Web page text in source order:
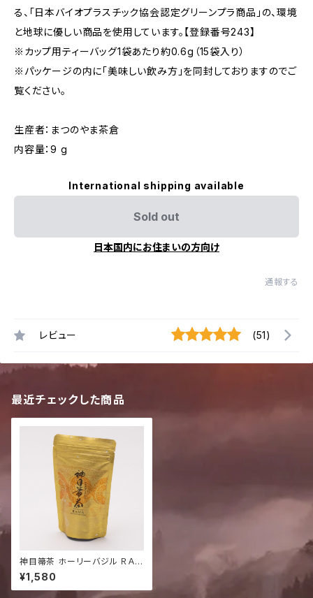
る、「日本バイオプラスチック協会認定グリーンプラ商品」の、環境
と地球に優しい商品を使用しています。【登録番号243】
※カップ用ティーバッグ1袋あたり約0.6g（15袋入り）
※パッケージの内に「美味しい飲み方」を同封しておりますのでご
覧ください。
生産者：まつのやま茶倉
内容量：9 g
International shipping available
Sold out
日本国内にお住まいの方向け
通報する
レビュー (51)
最近チェックした商品
神目箒茶 ホーリーバジル ＲＡＭ
Ａ大 ハーブティー
¥1,580